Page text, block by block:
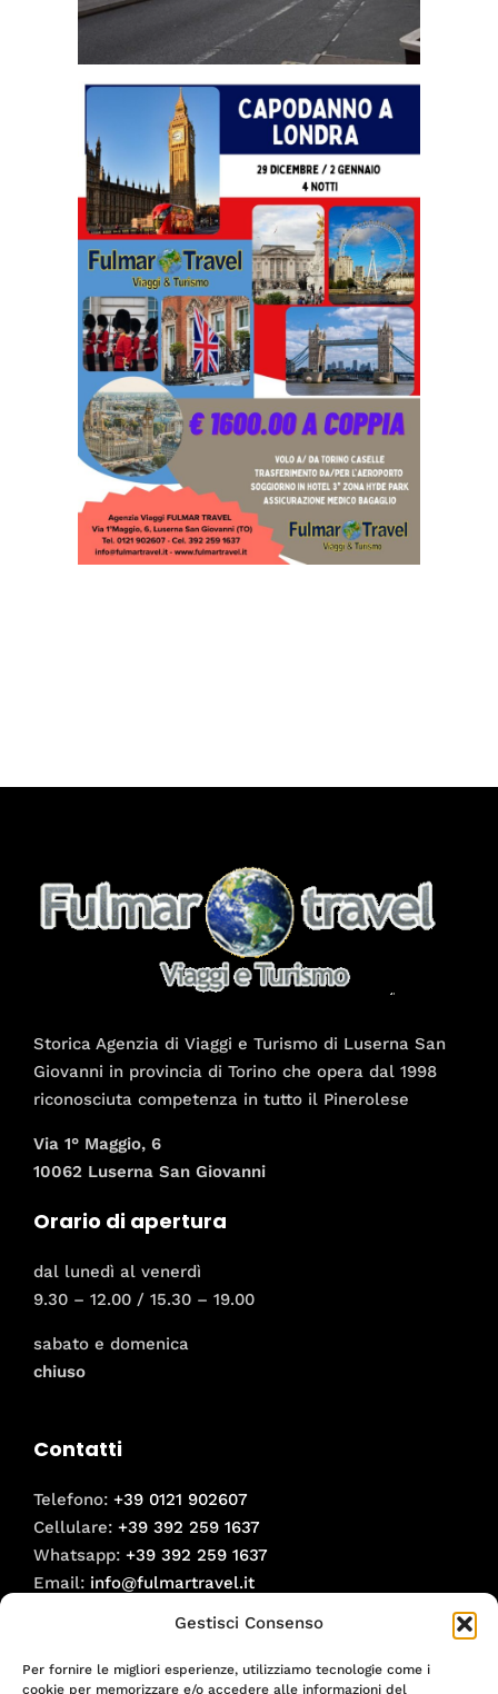
Gestisci Consenso
Per fornire le migliori esperienze, utilizziamo tecnologie come i
cookie per memorizzare e/o accedere alle informazioni del
Storica Agenzia di Viaggi e Turismo di Luserna San
Giovanni in provincia di Torino che opera dal 1998
riconosciuta competenza in tutto il Pinerolese
Via 1° Maggio, 6
10062 Luserna San Giovanni
Orario di apertura
dal lunedì al venerdì
9.30 – 12.00 / 15.30 – 19.00
sabato e domenica
chiuso
Contatti
Telefono: +39 0121 902607
Cellulare: +39 392 259 1637
Whatsapp: +39 392 259 1637
Email: info@fulmartravel.it
Facebook